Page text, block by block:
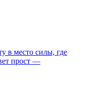
в место силы, где
прост —